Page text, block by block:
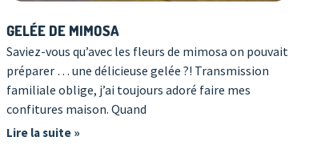
GELÉE DE MIMOSA
Saviez-vous qu’avec les fleurs de mimosa on pouvait
préparer … une délicieuse gelée ?! Transmission
familiale oblige, j’ai toujours adoré faire mes
confitures maison. Quand
Lire la suite »